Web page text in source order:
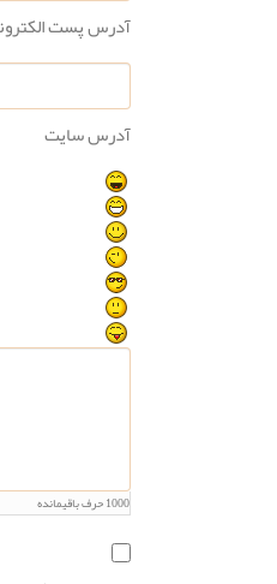
آدرس پست
آدرس سایت
1000حرف باقیمانده